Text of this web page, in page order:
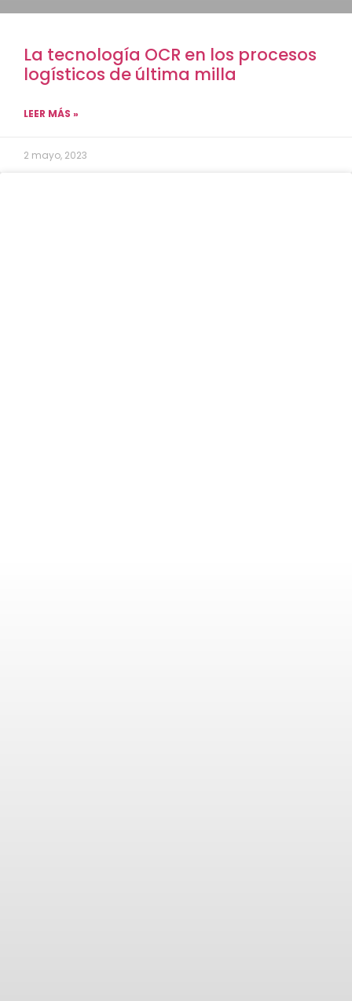
La tecnología OCR en los procesos
logísticos de última milla
LEER MÁS »
2 mayo, 2023